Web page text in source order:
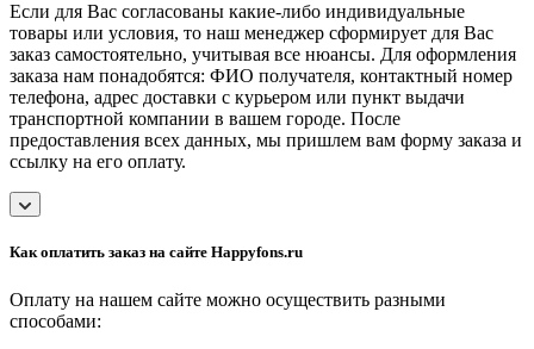
Если для Вас согласованы какие-либо индивидуальные
товары или условия, то наш менеджер сформирует для Вас
заказ самостоятельно, учитывая все нюансы. Для оформления
заказа нам понадобятся: ФИО получателя, контактный номер
телефона, адрес доставки с курьером или пункт выдачи
транспортной компании в вашем городе. После
предоставления всех данных, мы пришлем вам форму заказа и
ссылку на его оплату.
Как оплатить заказ на сайте Happyfons.ru
Оплату на нашем сайте можно осуществить разными
способами: